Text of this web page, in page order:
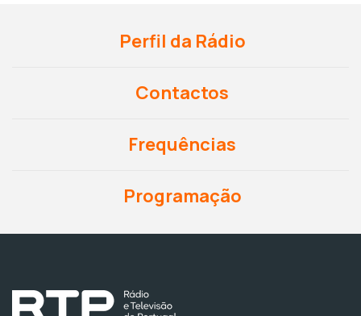
Perfil da Rádio
Contactos
Frequências
Programação